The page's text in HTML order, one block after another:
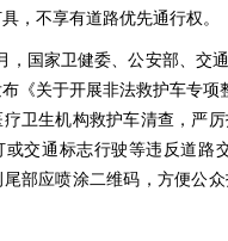
，不享有道路优先通行权。
国家卫健委、公安部、交通
《关于开展非法救护车专
卫生机构救护车清查，严
或交通标志行驶等违反道路
部应喷涂二维码，方便公